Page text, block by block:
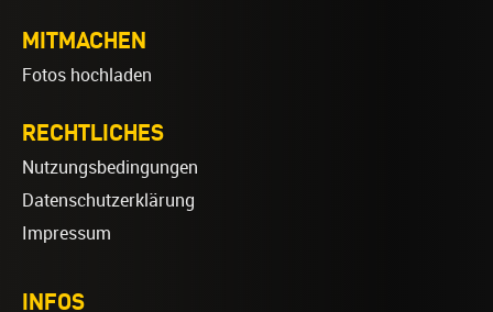
MITMACHEN
Fotos hochladen
RECHTLICHES
Nutzungsbedingungen
Datenschutzerklärung
Impressum
INFOS